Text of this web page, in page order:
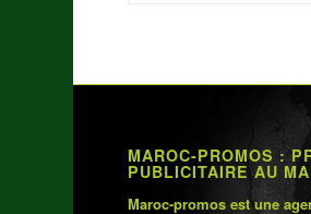
MAROC-PROMOS :
PUBLICITAIRE AU
Maroc-promos est une